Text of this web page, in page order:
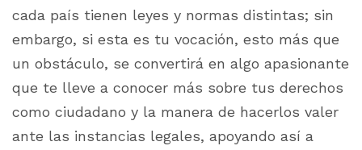
cada país tienen leyes y normas distintas; sin
embargo, si esta es tu vocación, esto más que
un obstáculo, se convertirá en algo apasionante
que te lleve a conocer más sobre tus derechos
como ciudadano y la manera de hacerlos valer
ante las instancias legales, apoyando así a